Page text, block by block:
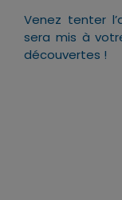
Venez tenter
sera mis à
découvertes !